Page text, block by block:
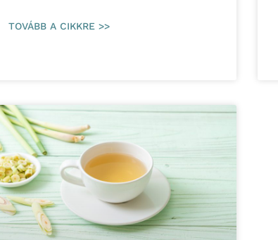
TOVÁBB A CIKKRE >>